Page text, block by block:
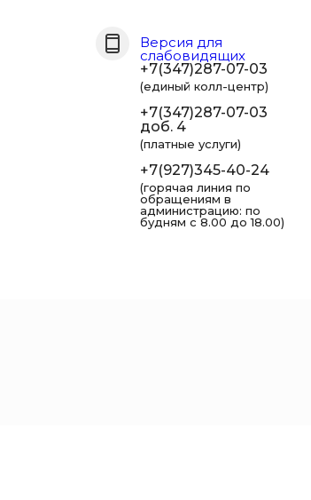
Версия для
слабовидящих
+7(347)287-07-03
(единый колл-центр)
+7(347)287-07-03
доб. 4
(платные услуги)
+7(927)345-40-24
(горячая линия по
обращениям в
администрацию: по
будням с 8.00 до 18.00)